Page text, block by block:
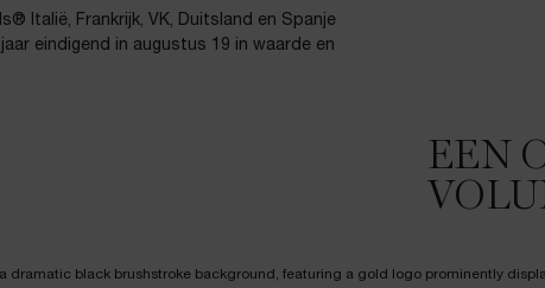
Italië, Frankrijk, VK, Duitsland en Spanje
eindigend in augustus 19 in waarde en
EEN